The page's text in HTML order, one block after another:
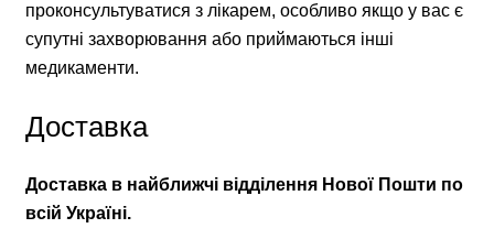
проконсультуватися з лікарем, особливо якщо у вас є
супутні захворювання або приймаються інші
медикаменти.
Доставка
Доставка в найближчі відділення Нової Пошти по
всій Україні.